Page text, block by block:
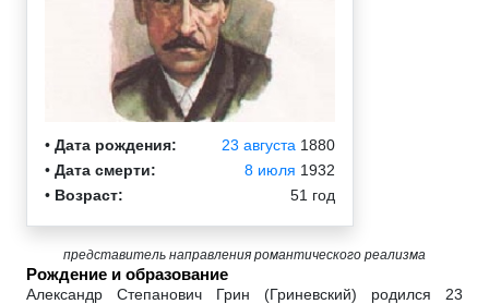
• Дата рождения: 23 августа 1880
• Дата смерти: 8 июля 1932
• Возраст: 51 год
представитель направления романтического реализма
Рождение и образование
Александр Степанович Грин (Гриневский) родился 23